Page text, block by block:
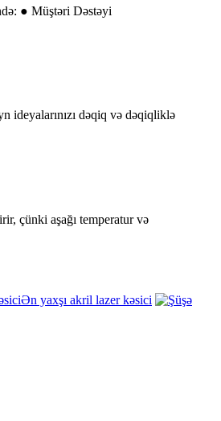
● Müştəri Dəstəyi
ideyalarınızı dəqiq və dəqiqliklə
çünki aşağı temperatur və
Ən yaxşı akril lazer kəsici